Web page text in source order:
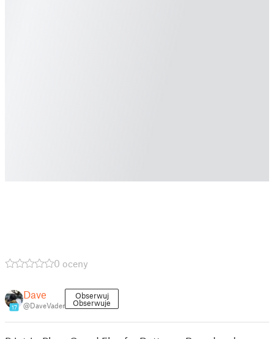
0 oceny
17
Dave
@DaveVader
Obserwuj
Obserwuje